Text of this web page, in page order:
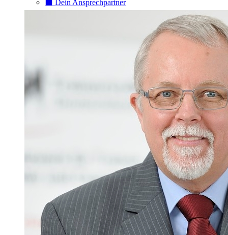
⬛️ Dein Ansprechpartner